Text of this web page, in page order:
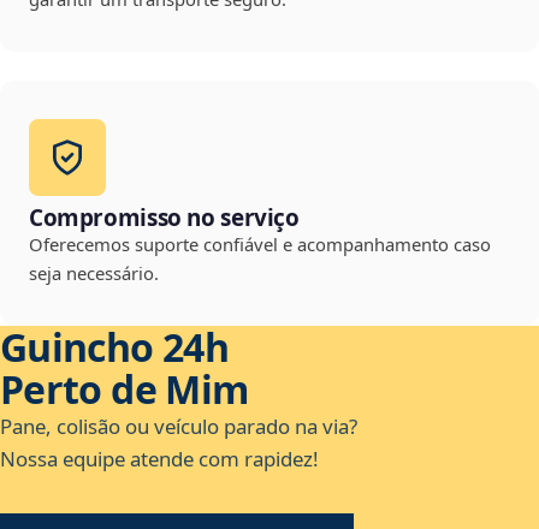
Compromisso no serviço
Oferecemos suporte confiável e acompanhamento caso
seja necessário.
Guincho 24h
Perto de Mim
Pane, colisão ou veículo parado na via?
Nossa equipe atende com rapidez!